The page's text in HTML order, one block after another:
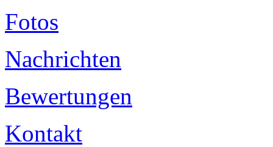
Fotos
Nachrichten
Bewertungen
Kontakt